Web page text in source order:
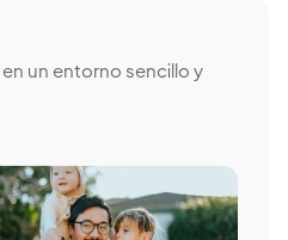
un entorno sencillo y